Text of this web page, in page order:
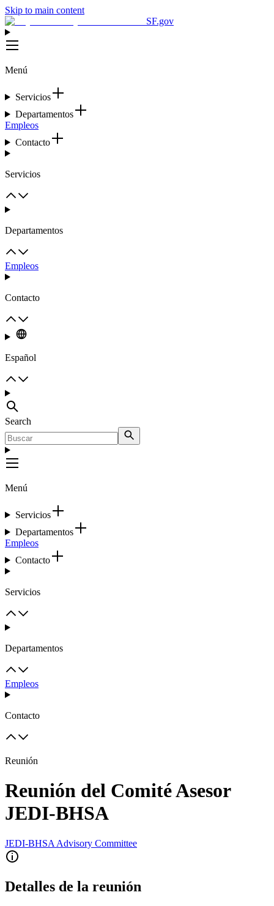
Skip to main content
SF.gov
Menú
Servicios
Departamentos
Empleos
Contacto
Servicios
Departamentos
Empleos
Contacto
Español
Search
Menú
Servicios
Departamentos
Empleos
Contacto
Servicios
Departamentos
Empleos
Contacto
Reunión
Reunión del Comité Asesor
JEDI-BHSA
JEDI-BHSA Advisory Committee
Detalles de la reunión